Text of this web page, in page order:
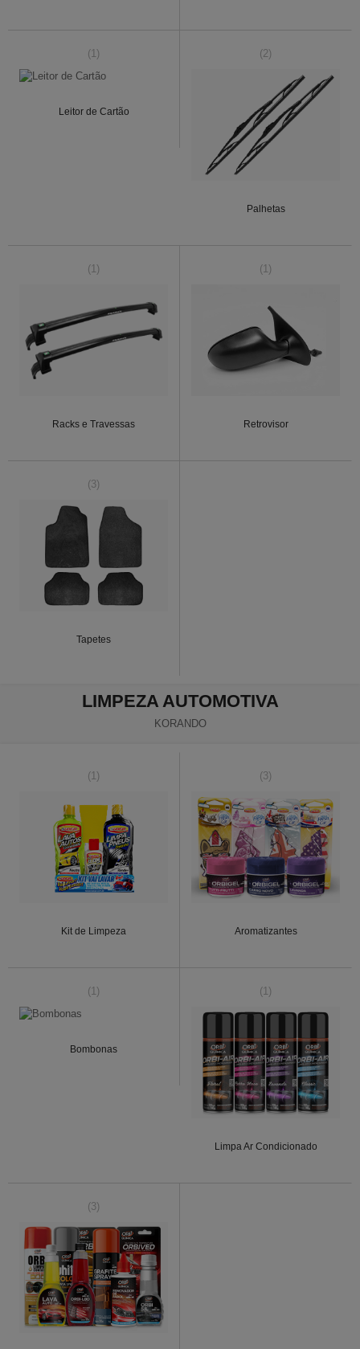
(1)
Leitor de Cartão
(2)
Palhetas
(1)
Racks e Travessas
(1)
Retrovisor
(3)
Tapetes
LIMPEZA AUTOMOTIVA
KORANDO
(1)
Kit de Limpeza
(3)
Aromatizantes
(1)
Bombonas
(1)
Limpa Ar Condicionado
(3)